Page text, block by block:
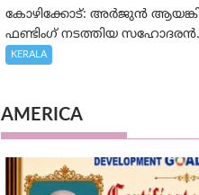
കോഴിക്കോട്: അർജുൻ
ഫണ്ടിംഗ് നടത്തിയ
KERALA
AMERICA